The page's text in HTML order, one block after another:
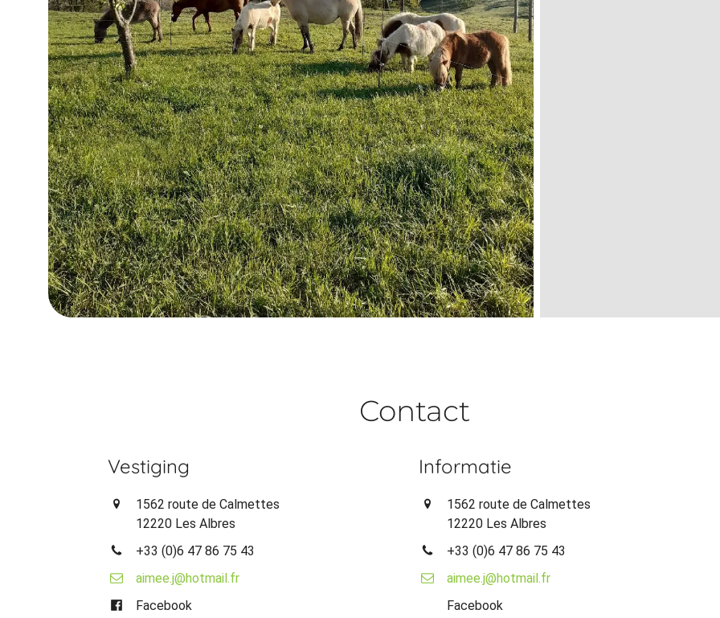
Contact
Vestiging
1562 route de Calmettes
12220 Les Albres
+33 (0)6 47 86 75 43
aimee.j@hotmail.fr
Facebook
Informatie
1562 route de Calmettes
12220 Les Albres
+33 (0)6 47 86 75 43
aimee.j@hotmail.fr
Facebook